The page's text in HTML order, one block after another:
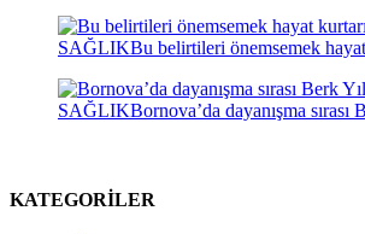
SAĞLIKBu belirtileri önemsemek
SAĞLIKBornova’da dayanışma sırası
KATEGORİLER